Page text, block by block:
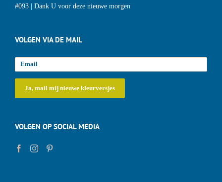
#093 | Dank U voor deze nieuwe morgen
VOLGEN VIA DE MAIL
VOLGEN OP SOCIAL MEDIA